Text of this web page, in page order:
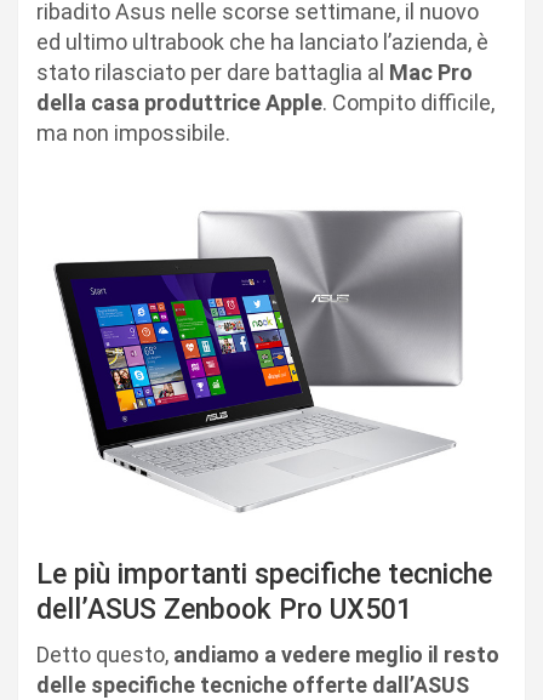
ribadito Asus nelle scorse settimane, il nuovo
ed ultimo ultrabook che ha lanciato l’azienda, è
stato rilasciato per dare battaglia al Mac Pro
della casa produttrice Apple. Compito difficile,
ma non impossibile.
Le più importanti specifiche tecniche
dell’ASUS Zenbook Pro UX501
Detto questo, andiamo a vedere meglio il resto
delle specifiche tecniche offerte dall’ASUS